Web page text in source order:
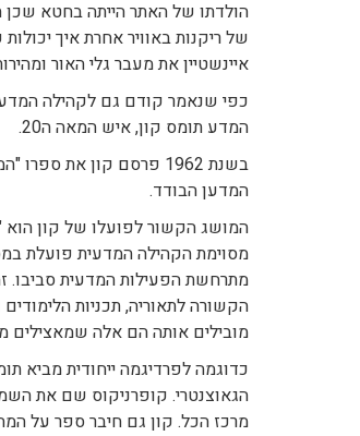
הולדתו של האתר הייתה בחטא שכן
של ריקנות באוויר אחרת איך
איינשטיין את מעבר גלי האור
כפי שנאמר קודם גם לקהילה
המדע תומס קון, איש המאה ה20.
בשנת 1962 פרסם קון
המדען הבודד.
המושג הקשור לפועלו של קון
מסוימת הקהילה המדעית פועלת
מתרחשת הפעילות המדעית סביבו.
הקשורה לתאוריה, תכניות
מובילים אותה הם אלה שמאצילים
הגאוצנטרי. קופרניקוס שם את
מרכז הכל. קון גם חיבר ספר על